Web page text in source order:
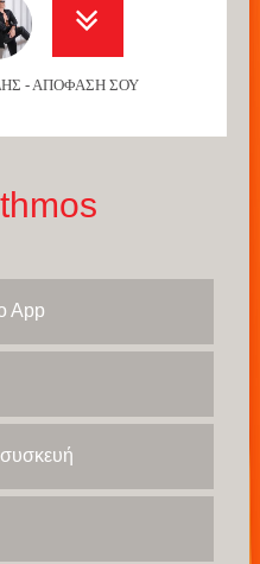
- ΑΠΟΦΑΣΗ ΣΟΥ
App